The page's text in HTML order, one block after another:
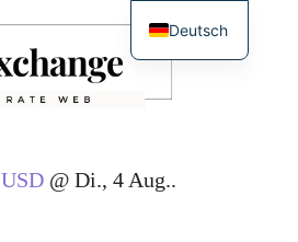
USD@ Di., 4 Aug..
Deutsch
English
简体中文